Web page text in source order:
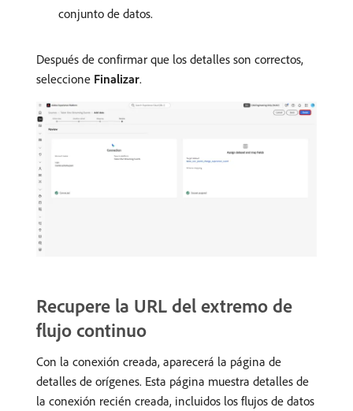
conjunto de datos.
Después de confirmar que los detalles son correctos,
seleccione Finalizar.
Recupere la URL del extremo de
flujo continuo
Con la conexión creada, aparecerá la página de
detalles de orígenes. Esta página muestra detalles de
la conexión recién creada, incluidos los flujos de datos